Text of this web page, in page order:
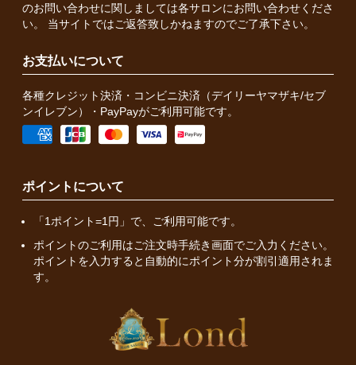
のお問い合わせに関しましては各サロンにお問い合わせくださ
い。 当サイトではご返答致しかねますのでご了承下さい。
お支払いについて
各種クレジット決済・コンビニ決済（デイリーヤマザキ/セブ
ンイレブン）・PayPayがご利用可能です。
ポイントについて
「1ポイント=1円」で、ご利用可能です。
ポイントのご利用はご注文時手続き画面でご入力ください。
ポイントを入力すると自動的にポイント分が割引適用されま
す。